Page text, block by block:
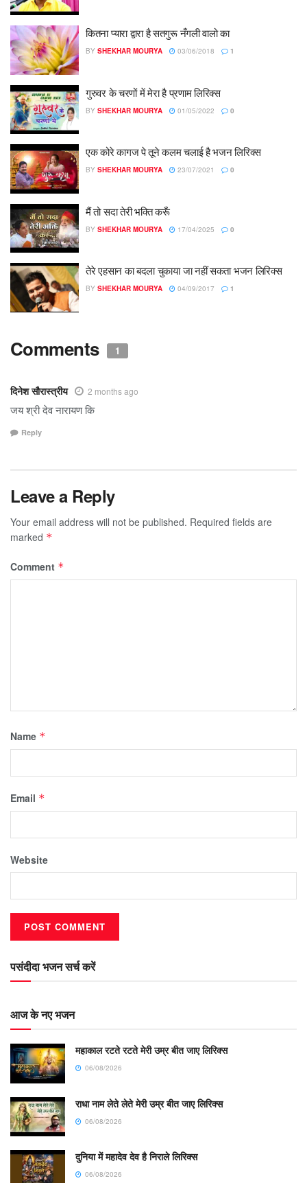
कितना प्यारा द्वारा है सतगुरू नँगली वालो का
BY SHEKHAR MOURYA 03/06/2018 1
गुरुवर के चरणों में मेरा है प्रणाम लिरिक्स
BY SHEKHAR MOURYA 01/05/2022 0
एक कोरे कागज पे तूने कलम चलाई है भजन लिरिक्स
BY SHEKHAR MOURYA 23/07/2021 0
मैं तो सदा तेरी भक्ति करूँ
BY SHEKHAR MOURYA 17/04/2025 0
तेरे एहसान का बदला चुकाया जा नहीं सकता भजन लिरिक्स
BY SHEKHAR MOURYA 04/09/2017 1
Comments 1
दिनेश सौरास्त्रीय 2 months ago
जय श्री देव नारायण कि
Reply
Leave a Reply
Your email address will not be published. Required fields are
marked *
Comment *
Name *
Email *
Website
पसंदीदा भजन सर्च करें
आज के नए भजन
महाकाल रटते रटते मेरी उम्र बीत जाए लिरिक्स
06/08/2026
राधा नाम लेते लेते मेरी उम्र बीत जाए लिरिक्स
06/08/2026
दुनिया में महादेव देव है निराले लिरिक्स
06/08/2026